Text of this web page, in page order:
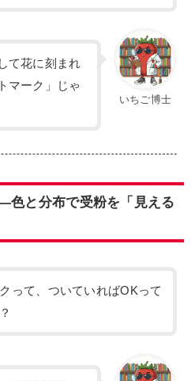
いちご博士
て花に刻まれ
マーク」じゃ
と分布で受粉を「見える
って、ついていればOKって